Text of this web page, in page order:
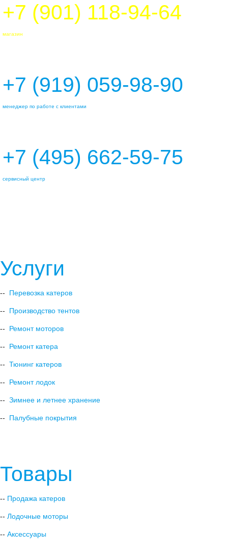
+7 (901) 118-94-64
магазин
+7 (919) 059-98-90
менеджер по работе с клиентами
+7 (495) 662-59-75
сервисный центр
Услуги
-- Перевозка катеров
-- Производство тентов
-- Ремонт моторов
-- Ремонт катера
-- Тюнинг катеров
-- Ремонт лодок
-- Зимнее и летнее хранение
-- Палубные покрытия
Товары
-- Продажа катеров
-- Лодочные моторы
-- Аксессуары